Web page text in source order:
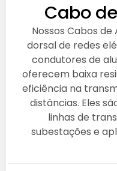
Cabo
Nossos Cabos
dorsal de redes
condutores de
oferecem baixa
eficiência na
distâncias. Eles
linhas de
subestações e